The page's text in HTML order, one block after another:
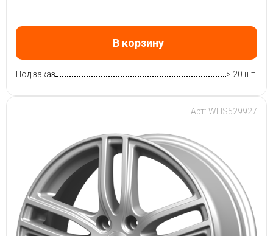
В корзину
Под заказ > 20 шт.
Арт: WHS529927